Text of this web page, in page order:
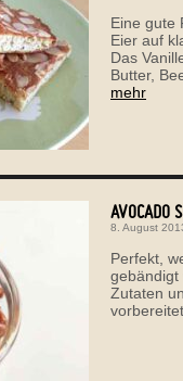
Eine gute
Eier auf
Das
Butter,
mehr
AVOCADO
8. August
Perfekt,
gebändigt
Zutaten